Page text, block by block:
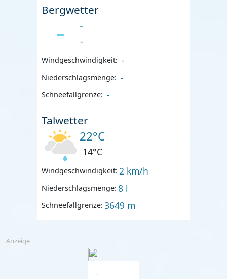
Bergwetter
-
-
Windgeschwindigkeit: -
Niederschlagsmenge: -
Schneefallgrenze: -
Talwetter
22°C
14°C
Windgeschwindigkeit: 2 km/h
Niederschlagsmenge: 8 l
Schneefallgrenze: 3649 m
Anzeige
-